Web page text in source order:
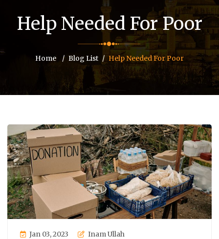
Help Needed For Poor
Home Blog List Help Needed For Poor
Jan 03, 2023
Inam Ullah